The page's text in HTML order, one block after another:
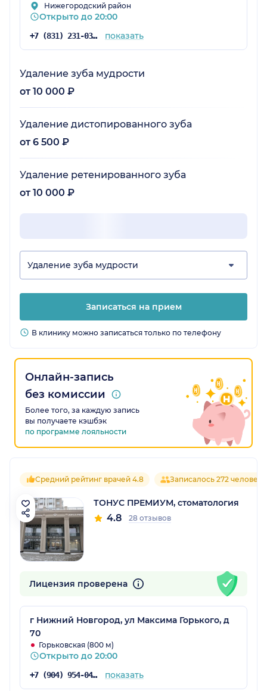
Нижегородский район
Открыто до 20:00
+7 (831) 231-03-82 показать
Удаление зуба мудрости
от 10 000 ₽
Удаление дистопированного зуба
от 6 500 ₽
Удаление ретенированного зуба
от 10 000 ₽
Удаление зуба мудрости
Записаться на прием
В клинику можно записаться только по телефону
Онлайн-запись
без комиссии
Более того, за каждую запись
вы получаете кэшбэк
по программе лояльности
Средний рейтинг врачей 4.8 Записалось 272 человека
ТОНУС ПРЕМИУМ, стоматология
4.8 28 отзывов
Лицензия проверена
г Нижний Новгород, ул Максима Горького, д
70
Горьковская (800 м)
Открыто до 20:00
+7 (904) 954-04-29 показать